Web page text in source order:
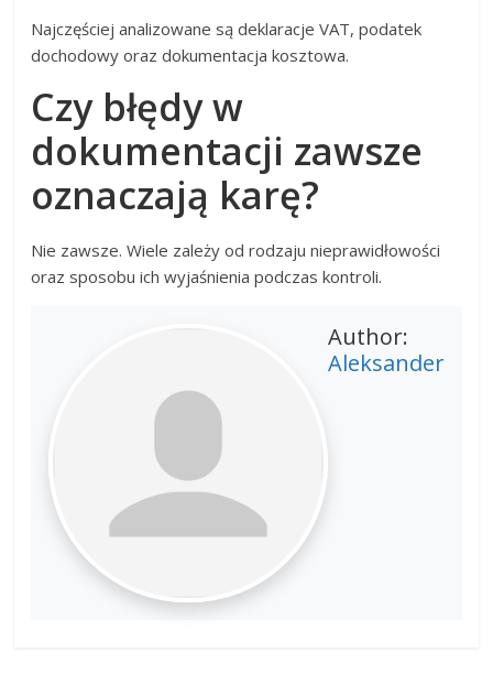
Najczęściej analizowane są deklaracje VAT, podatek
dochodowy oraz dokumentacja kosztowa.
Czy błędy w
dokumentacji zawsze
oznaczają karę?
Nie zawsze. Wiele zależy od rodzaju nieprawidłowości
oraz sposobu ich wyjaśnienia podczas kontroli.
Author:
Aleksander